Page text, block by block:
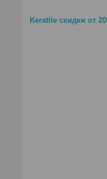
Keratile скидки от